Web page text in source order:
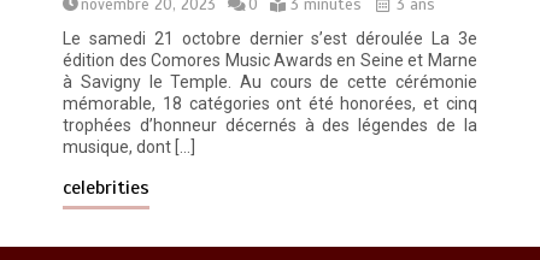
novembre 20, 2023
0 3 minutes
3 ans
Le samedi 21 octobre dernier s’est déroulée La 3e
édition des Comores Music Awards en Seine et Marne
à Savigny le Temple. Au cours de cette cérémonie
mémorable, 18 catégories ont été honorées, et cinq
trophées d’honneur décernés à des légendes de la
musique, dont […]
celebrities
Découvrez « You Are Time », le
nouveau titre d’Osinaël
0 2 minutes